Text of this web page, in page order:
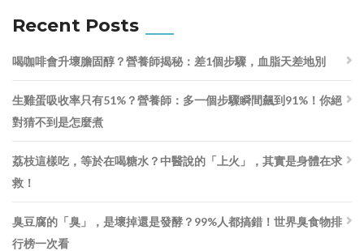
Recent Posts
喝咖啡會升壞膽固醇？營養師揭秘：差1個步驟，血脂天差地別
生雞蛋吸收率只有51%？營養師：多一個步驟瞬間飆到91%！你絕
對猜不到是怎麼煮
荔枝這樣吃，等於在喝糖水？中醫說的「上火」，其實是身體在求
救！
臭豆腐的「臭」，是壞掉還是發酵？99%人都搞錯！世界臭食物排
行榜一次看